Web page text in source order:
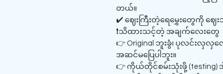
တယ်။
✔️ ဈေးကြီးတဲ့ရေမွှေးတွေကို ဈ
❗သိထားသင့်တဲ့ အချက်လေးတွေ
👉 Original ဘူးခွံ၊ ပုလင်းလှ
အဆင်မပြေပါဘူး။
👉 ကိုယ်တိုင်စမ်းသုံးဖို့ (testing)